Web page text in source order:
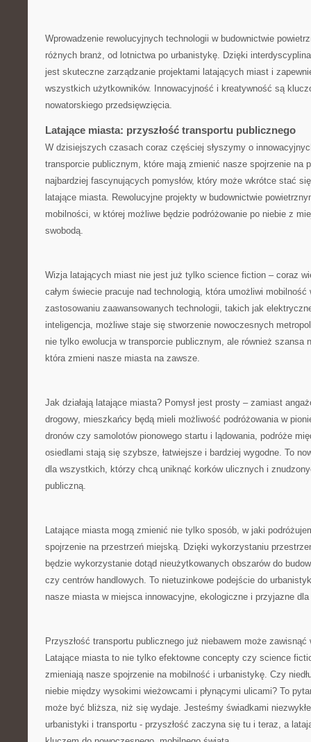
Wprowadzenie rewolucyjnych technologii⁣ w budownictwie
różnych branż, od lotnictwa po urbanistykę.⁤ Dzięki
jest skuteczne zarządzanie projektami latających miast i
wszystkich użytkowników. Innowacyjność⁢ i kreatywność są
nowatorskiego przedsięwzięcia.
Latające miasta: przyszłość transportu publicznego
W dzisiejszych czasach coraz częściej słyszymy o‌
transporcie publicznym, które mają zmienić nasze spojrzenie na
najbardziej fascynujących pomysłów, który może wkrótce stać
latające miasta. Rewolucyjne projekty w budownictwie
mobilności, w której możliwe będzie podróżowanie po⁤ niebie z
swobodą.
Wizja latających miast nie jest już tylko science fiction – coraz
całym świecie pracuje nad technologią, która umożliwi mobilność
zastosowaniu zaawansowanych technologii, takich jak
inteligencja, możliwe staje się stworzenie nowoczesnych
nie tylko⁢ ewolucja⁣ w transporcie publicznym, ale również szansa
która zmieni nasze miasta‌ na zawsze.
Jak działają latające miasta? Pomysł ​jest prosty – zamiast
drogowy, ⁢mieszkańcy będą mieli możliwość podróżowania w
dronów czy samolotów pionowego startu i lądowania, podróże
osiedlami stają​ się szybsze, łatwiejsze i bardziej wygodne. To
​dla wszystkich,⁤ którzy chcą uniknąć korków ulicznych i
publiczną.
Latające miasta⁤ mogą zmienić nie tylko sposób, w ⁢jaki‌
spojrzenie na⁢ przestrzeń miejską. Dzięki ‌wykorzystaniu
będzie wykorzystanie dotąd nieużytkowanych obszarów do
czy centrów handlowych. To nietuzinkowe podejście‌ do
nasze miasta w miejsca innowacyjne, ekologiczne i przyjazne
Przyszłość transportu publicznego już niebawem może zawisnąć
Latające miasta to nie tylko efektowne concepty⁢ czy science
zmieniają nasze spojrzenie na ⁢mobilność i urbanistykę. Czy
niebie między wysokimi ⁢wieżowcami i płynącymi ‌ulicami? To
może być bliższa, niż się wydaje. Jesteśmy świadkami
urbanistyki​ i ​transportu -‌ przyszłość zaczyna się tu i ⁤teraz, a